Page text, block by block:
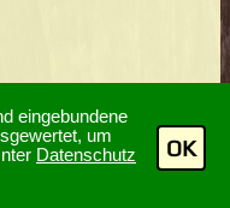
eingebundene
um
Datenschutz
OK